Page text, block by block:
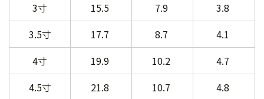
3寸
15.5 7.9
3.8
3.5寸
17.7 8.7
4.1
4寸
19.9 10.2
4.7
4.5寸
21.8 10.7
4.8